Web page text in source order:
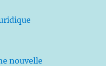
nouvelle